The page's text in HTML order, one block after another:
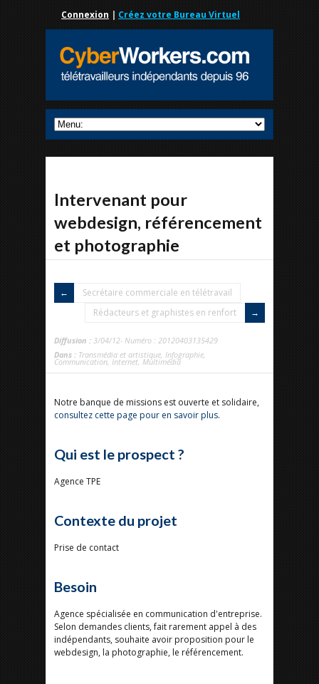
Connexion | Créez votre Bureau Virtuel
Intervenant pour
webdesign, référencement
et photographie
Secrétaire commerciale en télétravail
Rédacteurs et graphistes en renfort
Diffusion : 3/04/12- Numéro : 20120403135429
Dans : Transmédia et artistique, Infographie,
Communication, Internet, Multimédia
Notre banque de missions est ouverte et solidaire,
consultez cette page pour en savoir plus.
Qui est le prospect ?
Agence TPE
Contexte du projet
Prise de contact
Besoin
Agence spécialisée en communication d'entreprise.
Selon demandes clients, fait rarement appel à des
indépendants, souhaite avoir proposition pour le
webdesign, la photographie, le référencement.